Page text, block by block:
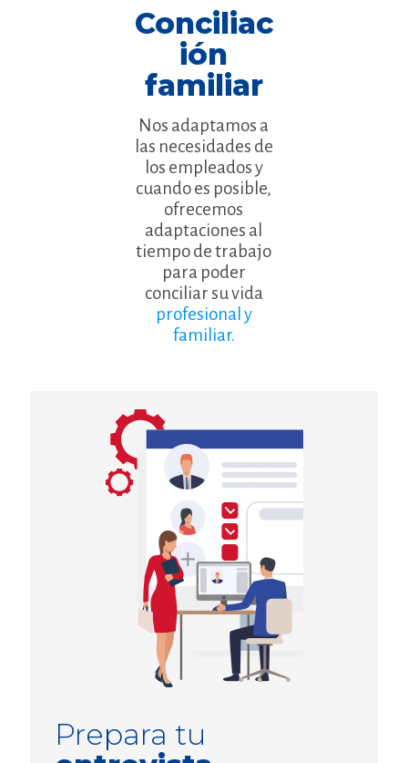
Conciliac
ión
familiar
Nos adaptamos a
las necesidades de
los empleados y
cuando es posible,
ofrecemos
adaptaciones al
tiempo de trabajo
para poder
conciliar su vida
profesional y
familiar.
Prepara tu